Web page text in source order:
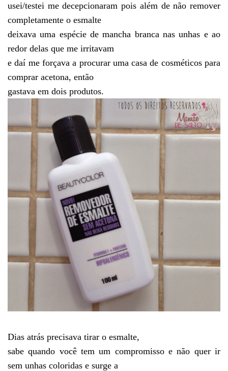
usei/testei me decepcionaram pois além de não remover
completamente o esmalte
deixava uma espécie de mancha branca nas unhas e ao
redor delas que me irritavam
e daí me forçava a procurar uma casa de cosméticos para
comprar acetona, então
gastava em dois produtos.
Dias atrás precisava tirar o esmalte,
sabe quando você tem um compromisso e não quer ir
sem unhas coloridas e surge a